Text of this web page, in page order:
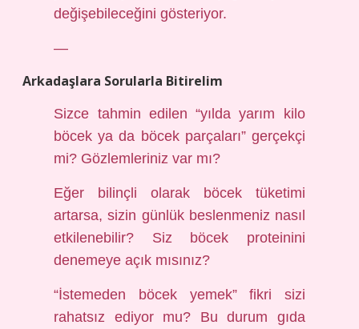
değişebileceğini gösteriyor.
—
Arkadaşlara Sorularla Bitirelim
Sizce tahmin edilen “yılda yarım kilo
böcek ya da böcek parçaları” gerçekçi
mi? Gözlemleriniz var mı?
Eğer bilinçli olarak böcek tüketimi
artarsa, sizin günlük beslenmeniz nasıl
etkilenebilir? Siz böcek proteinini
denemeye açık mısınız?
“İstemeden böcek yemek” fikri sizi
rahatsız ediyor mu? Bu durum gıda